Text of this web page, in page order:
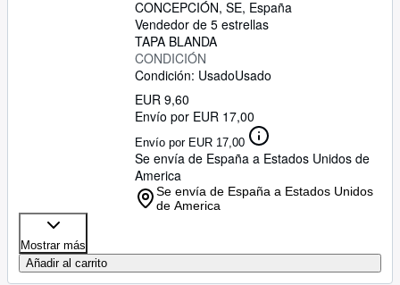
CONCEPCIÓN, SE, España
Vendedor de 5 estrellas
TAPA BLANDA
CONDICIÓN
Condición: UsadoUsado
EUR 9,60
Envío por EUR 17,00
Envío por EUR 17,00
Se envía de España a Estados Unidos de
America
Se envía de España a Estados Unidos
de America
Mostrar más
Añadir al carrito